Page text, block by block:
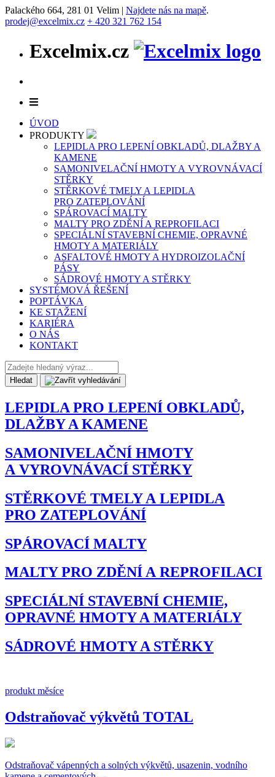
Palackého 664, 281 01 Velim | Najdete nás na mapě.
prodej@excelmix.cz + 420 321 762 154
Excelmix.cz
ÚVOD
PRODUKTY
LEPIDLA PRO LEPENÍ OBKLADŮ, DLAŽBY A
KAMENE
SAMONIVELAČNÍ HMOTY A VYROVNÁVACÍ
STĚRKY
STĚRKOVÉ TMELY A LEPIDLA
PRO ZATEPLOVÁNÍ
SPÁROVACÍ MALTY
MALTY PRO ZDĚNÍ A REPROFILACI
SPECIÁLNÍ STAVEBNÍ CHEMIE, OPRAVNÉ
HMOTY A MATERIÁLY
ASFALTOVÉ HMOTY A HYDROIZOLAČNÍ
PÁSY
SÁDROVÉ HMOTY A STĚRKY
SYSTÉMOVÁ ŘEŠENÍ
POPTÁVKA
KE STAŽENÍ
KARIÉRA
O NÁS
KONTAKT
Hledat
LEPIDLA PRO LEPENÍ OBKLADŮ,
DLAŽBY A KAMENE
SAMONIVELAČNÍ HMOTY
A VYROVNÁVACÍ STĚRKY
STĚRKOVÉ TMELY A LEPIDLA
PRO ZATEPLOVÁNÍ
SPÁROVACÍ MALTY
MALTY PRO ZDĚNÍ A REPROFILACI
SPECIÁLNÍ STAVEBNÍ CHEMIE,
OPRAVNÉ HMOTY A MATERIÁLY
SÁDROVÉ HMOTY A STĚRKY
produkt měsíce
Odstraňovač výkvětů TOTAL
Odstraňovač vápenných a solných výkvětů, usazenin, vodního